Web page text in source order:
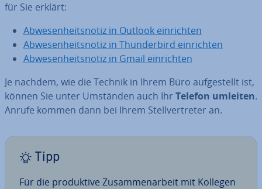
für Sie erklärt:
Ab­we­sen­heits­no­tiz in Outlook ein­rich­ten
Ab­we­sen­heits­no­tiz in Thun­der­bird ein­rich­ten
Ab­we­sen­heits­no­tiz in Gmail ein­rich­ten
Je nachdem, wie die Technik in Ihrem Büro auf­ge­stellt ist,
können Sie unter Umständen auch Ihr Telefon umleiten.
Anrufe kommen dann bei Ihrem Stell­ver­tre­ter an.
Tipp
Für die pro­duk­ti­ve Zu­sam­men­ar­beit mit Kollegen